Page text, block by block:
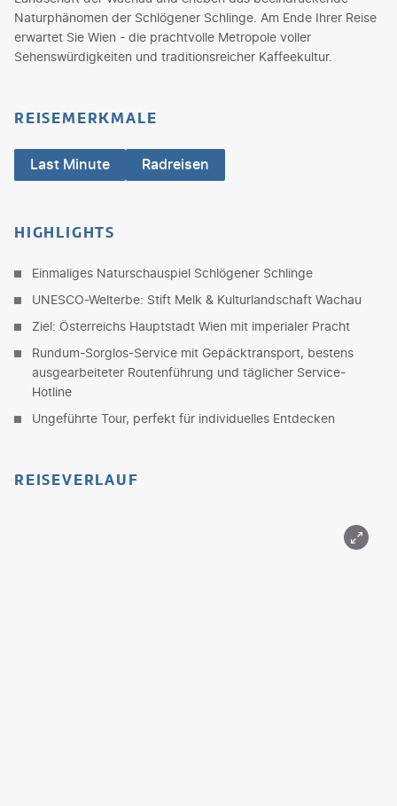
Naturphänomen der Schlögener Schlinge. Am Ende Ihrer Reise
erwartet Sie Wien - die prachtvolle Metropole voller
Sehenswürdigkeiten und traditionsreicher Kaffeekultur.
REISEMERKMALE
Last Minute Radreisen
HIGHLIGHTS
Einmaliges Naturschauspiel Schlögener Schlinge
UNESCO-Welterbe: Stift Melk & Kulturlandschaft Wachau
Ziel: Österreichs Hauptstadt Wien mit imperialer Pracht
Rundum-Sorglos-Service mit Gepäcktransport, bestens
ausgearbeiteter Routenführung und täglicher Service-
Hotline
Ungeführte Tour, perfekt für individuelles Entdecken
REISEVERLAUF